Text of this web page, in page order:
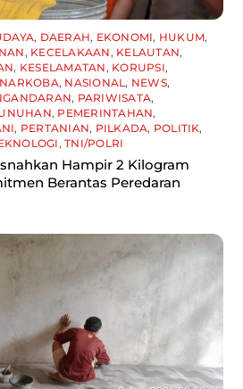
, DAERAH, EKONOMI, HUKUM,
, KECELAKAAN , KELAUTAN,
, KESELAMATAN , KORUPSI,
NARKOBA, NASIONAL , NEWS,
, PARIWISATA,
, PEMERINTAHAN,
, PERTANIAN, PILKADA, POLITIK,
,TNI/POLRI
Hampir 2 Kilogram
Berantas Peredaran